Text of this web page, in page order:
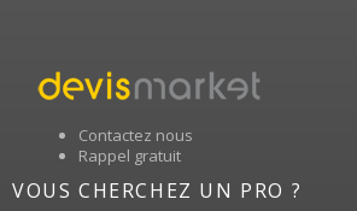
Contactez nous
Rappel gratuit
VOUS CHERCHEZ UN PRO ?